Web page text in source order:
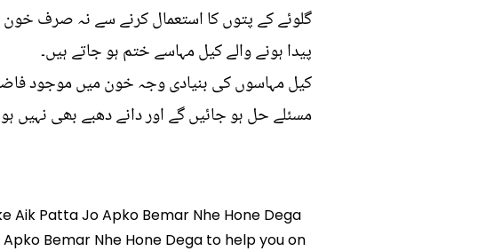
گلوئے کے پتوں کا استعمال کرنے سے نہ صرف
پیدا ہونے والے کیل مہاسے ختم ہو جاتے ہیں۔
کیل مہاسوں کی بنیادی وجہ خون میں موجود
مسئلے حل ہو جائیں گے اور دانے دھبے بھی نہیں
Aik Patta Jo Apko Bemar Nhe Hone Dega
Bemar Nhe Hone Dega to help you on